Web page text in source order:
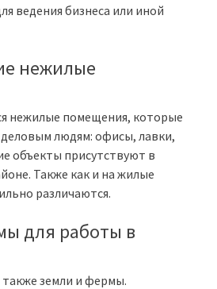
ведения бизнеса или иной
нежилые
нежилые помещения, которые
деловым людям: офисы, лавки,
объекты присутствуют в
Также как и на жилые
различаются.
для работы в
земли и фермы.